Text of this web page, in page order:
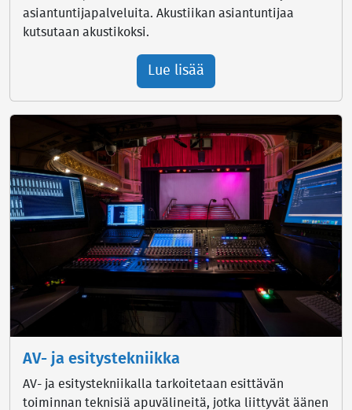
asiantuntijapalveluita. Akustiikan asiantuntijaa
kutsutaan akustikoksi.
Lue lisää
AV- ja esitystekniikka
AV- ja esitystekniikalla tarkoitetaan esittävän
toiminnan teknisiä apuvälineitä, jotka liittyvät äänen